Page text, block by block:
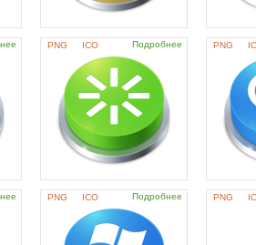
PNG ICO Подробнее PNG
PNG ICO Подробнее PNG